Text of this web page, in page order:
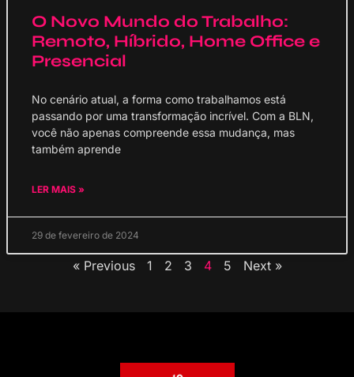
O Novo Mundo do Trabalho:
Remoto, Híbrido, Home Office e
Presencial
No cenário atual, a forma como trabalhamos está
passando por uma transformação incrível. Com a BLN,
você não apenas compreende essa mudança, mas
também aprende
LER MAIS »
29 de fevereiro de 2024
« Previous 1 2 3 4 5 Next »